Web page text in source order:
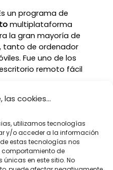
las cookies...
utilizamos tecnologías
y/o acceder a la información
estas tecnologías nos
de
en este sitio. No
un programa de
multiplataforma
la gran mayoría de
tanto de ordenador
Fue uno de los
remoto fácil
permite crear
con múltiples
De fácil uso,
en tu Pendrive y
...